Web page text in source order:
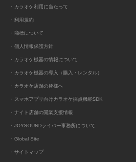
・カラオケ利用に当たって
・利用規約
・商標について
・個人情報保護方針
・カラオケ機器の情報について
・カラオケ機器の導入（購入・レンタル）
・カラオケ店舗の皆様へ
・スマホアプリ向けカラオケ採点機能SDK
・ナイト店舗の開業支援情報
・JOYSOUNDライバー事務所について
・Global Site
・サイトマップ